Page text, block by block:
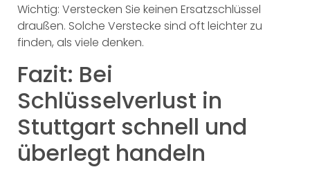
Wichtig: Verstecken Sie keinen Ersatzschlüssel
draußen. Solche Verstecke sind oft leichter zu
finden, als viele denken.
Fazit: Bei
Schlüsselverlust in
Stuttgart schnell und
überlegt handeln